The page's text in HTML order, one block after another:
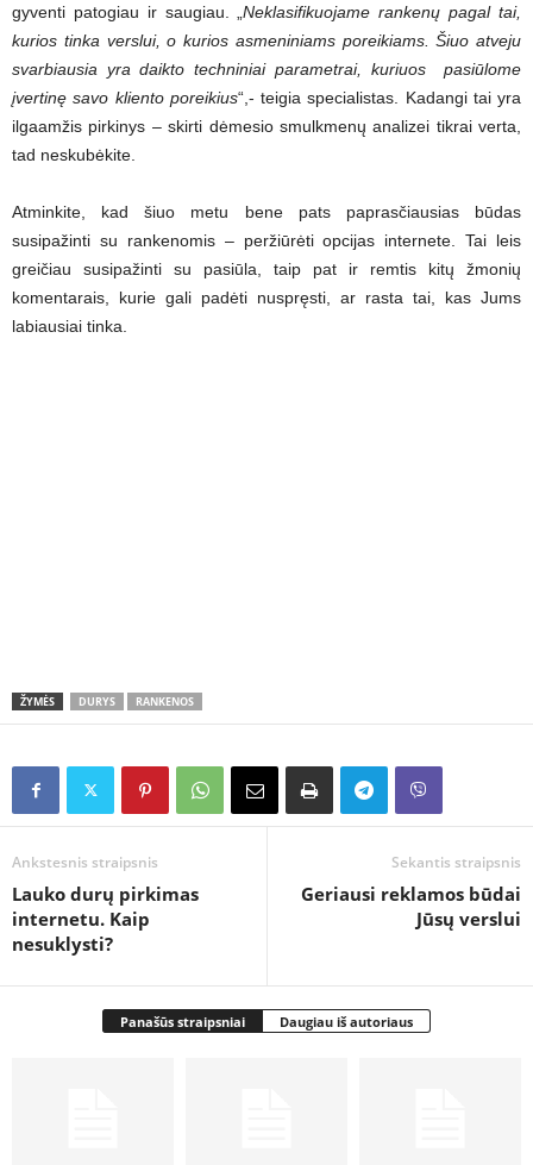
gyventi patogiau ir saugiau. „Neklasifikuojame rankenų pagal tai,
kurios tinka verslui, o kurios asmeniniams poreikiams. Šiuo atveju
svarbiausia yra daikto techniniai parametrai, kuriuos pasiūlome
įvertinę savo kliento poreikius“,- teigia specialistas. Kadangi tai yra
ilgaamžis pirkinys – skirti dėmesio smulkmenų analizei tikrai verta,
tad neskubėkite.
Atminkite, kad šiuo metu bene pats paprasčiausias būdas
susipažinti su rankenomis – peržiūrėti opcijas internete. Tai leis
greičiau susipažinti su pasiūla, taip pat ir remtis kitų žmonių
komentarais, kurie gali padėti nuspręsti, ar rasta tai, kas Jums
labiausiai tinka.
ŽYMĖS DURYS RANKENOS
Ankstesnis straipsnis
Lauko durų pirkimas
internetu. Kaip
nesuklysti?
Sekantis straipsnis
Geriausi reklamos būdai
Jūsų verslui
Panašūs straipsniai Daugiau iš autoriaus